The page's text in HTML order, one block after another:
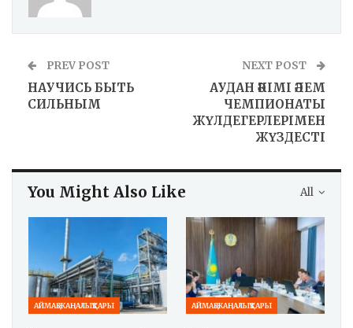
PREV POST
НАУЧИСЬ БЫТЬ
СИЛЬНЫМ
NEXT POST
АУДАН ӘКІМІ ӘЛЕМ
ЧЕМПИОНАТЫ
ЖҮЛДЕГЕРЛЕРІМЕН
ЖҮЗДЕСТІ
All
You Might Also Like
АЙМАҚ ЖАҢАЛЫҚТАРЫ АЙМАҚ ЖАҢАЛЫҚТАРЫ